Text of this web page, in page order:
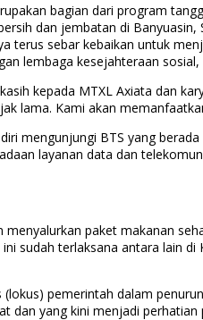
bagian dari program
dan jembatan di
terus sebar kebaikan untuk
lembaga kesejahteraan
kepada MTXL Axiata dan
lama. Kami akan
mengunjungi BTS yang
layanan data dan
paket makanan
sudah terlaksana antara lain
pemerintah dalam
yang kini menjadi